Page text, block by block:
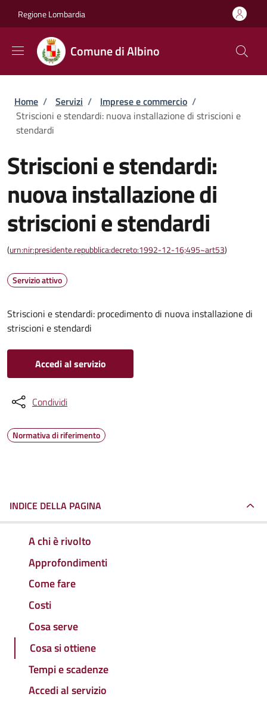
Regione Lombardia
Comune di Albino
Briciole di pane
Home / Servizi / Imprese e commercio /
Striscioni e stendardi: nuova installazione di striscioni e
stendardi
Striscioni e stendardi:
nuova installazione di
striscioni e stendardi
(urn:nir:presidente.repubblica:decreto:1992-12-16;495~art53)
Servizio attivo
Striscioni e stendardi: procedimento di nuova installazione di
striscioni e stendardi
Accedi al servizio
Condividi
Normativa di riferimento
INDICE DELLA PAGINA
A chi è rivolto
Approfondimenti
Come fare
Costi
Cosa serve
Cosa si ottiene
Tempi e scadenze
Accedi al servizio